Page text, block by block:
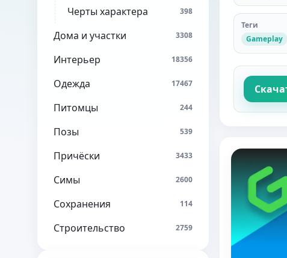
Черты характера 398
Дома и участки 3308
Интерьер 18356
Одежда 17467
Питомцы 244
Позы 539
Причёски 3433
Симы 2600
Сохранения 114
Строительство 2759
Теги
Gameplay